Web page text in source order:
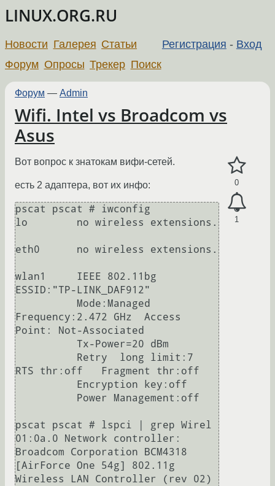
LINUX.ORG.RU
Регистрация - Вход
Новости Галерея Статьи
Форум Опросы Трекер Поиск
Форум — Admin
Wifi. Intel vs Broadcom vs
Asus
0
1
Вот вопрос к знатокам вифи-сетей.
есть 2 адаптера, вот их инфо:
pscat pscat # iwconfig
lo        no wireless extensions.
eth0      no wireless extensions.
wlan1     IEEE 802.11bg
ESSID:"TP-LINK_DAF912"
Frequency:2.472 GHz  Access
Point: Not-Associated
RTS thr:off   Fragment thr:off
pscat pscat # lspci | grep Wirel
01:0a.0 Network controller:
Broadcom Corporation BCM4318
[AirForce One 54g] 802.11g
Wireless LAN Controller (rev 02)